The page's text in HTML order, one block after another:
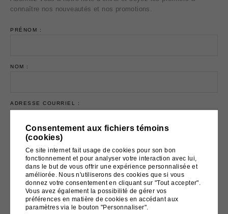
connaître nos nouveautés et nos promotions.
PRÉNOM :
NOM :
ADRESSE COURRIEL :
Email marketing Cyberimpact
Consentement aux fichiers témoins
(cookies)
Ce site internet fait usage de cookies pour son bon
fonctionnement et pour analyser votre interaction avec lui,
dans le but de vous offrir une expérience personnalisée et
améliorée. Nous n'utiliserons des cookies que si vous
donnez votre consentement en cliquant sur "Tout accepter".
Vous avez également la possibilité de gérer vos
préférences en matière de cookies en accédant aux
paramètres via le bouton "Personnaliser".